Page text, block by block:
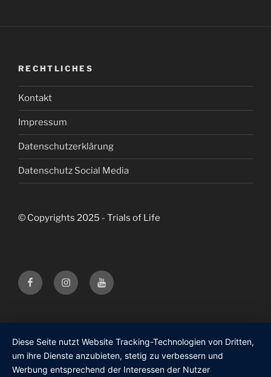
RECHTLICHES
Kontakt
Impressum
Datenschutzerklärung
Datenschutz Social Media
© Copyrights 2025 - Trials of Life
Facebook
Trials
Life
Instagram
Trials
Life
Youtube
Trials
Life
Diese Seite nutzt Website Tracking-Technologien von Dritten,
um ihre Dienste anzubieten, stetig zu verbessern und
Werbung entsprechend der Interessen der Nutzer